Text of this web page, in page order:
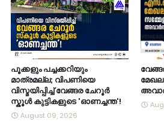
പൂക്കളും പച്ചക്കറിയും
മാത്രമല്ല; വിപണിയെ
വിസ്മയിപ്പിച്ച് വേങ്ങര ചേറൂർ
സ്കൂൾ കുട്ടികളുടെ 'ഓണച്ചന്ത'!
August 09, 2026